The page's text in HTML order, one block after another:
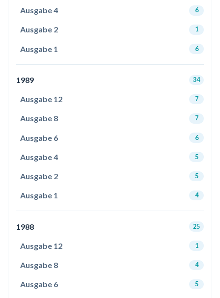
Ausgabe 4 6
Ausgabe 2 1
Ausgabe 1 6
1989 34
Ausgabe 12 7
Ausgabe 8 7
Ausgabe 6 6
Ausgabe 4 5
Ausgabe 2 5
Ausgabe 1 4
1988 25
Ausgabe 12 1
Ausgabe 8 4
Ausgabe 6 5